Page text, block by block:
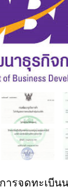
ารจดทะเบี